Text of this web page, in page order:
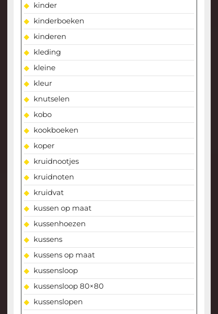
kinder
kinderboeken
kinderen
kleding
kleine
kleur
knutselen
kobo
kookboeken
koper
kruidnootjes
kruidnoten
kruidvat
kussen op maat
kussenhoezen
kussens
kussens op maat
kussensloop
kussensloop 80×80
kussenslopen